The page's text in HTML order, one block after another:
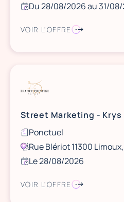
Du 28/08/2026 au 31/
VOIR L'OFFRE
Street Marketing - Krys
Ponctuel
Rue Blériot 11300
Le 28/08/2026
VOIR L'OFFRE